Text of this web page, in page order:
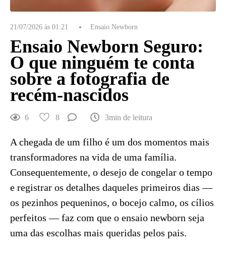
21/07/2026 às 01:21 Ensaio Newborn
Ensaio Newborn Seguro:
O que ninguém te conta
sobre a fotografia de
recém-nascidos
6 8 3min de leitura
A chegada de um filho é um dos momentos mais
transformadores na vida de uma família.
Consequentemente, o desejo de congelar o tempo
e registrar os detalhes daqueles primeiros dias —
os pezinhos pequeninos, o bocejo calmo, os cílios
perfeitos — faz com que o ensaio newborn seja
uma das escolhas mais queridas pelos pais.